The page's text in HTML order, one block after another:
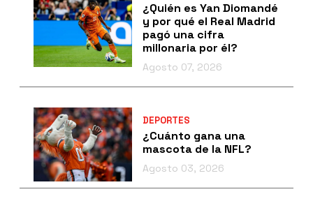
¿Quién es Yan Diomandé
y por qué el Real Madrid
pagó una cifra
millonaria por él?
Agosto 07, 2026
DEPORTES
¿Cuánto gana una
mascota de la NFL?
Agosto 03, 2026